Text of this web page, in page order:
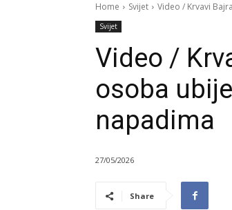
Home Svijet Video / Krvavi
Svijet
Video /
osoba
napadima
27/05/2026
Share